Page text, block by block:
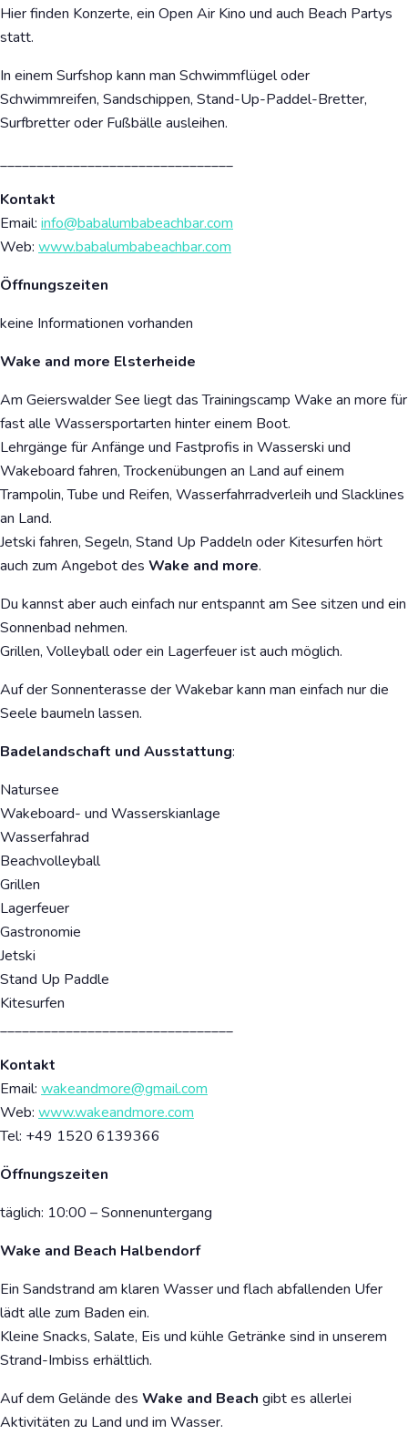
Hier finden Konzerte, ein Open Air Kino und auch Beach Partys
statt.
In einem Surfshop kann man Schwimmflügel oder
Schwimmreifen, Sandschippen, Stand-Up-Paddel-Bretter,
Surfbretter oder Fußbälle ausleihen.
________________________________
Kontakt
Email: info@babalumbabeachbar.com
Web: www.babalumbabeachbar.com
Öffnungszeiten
keine Informationen vorhanden
Wake and more Elsterheide
Am Geierswalder See liegt das Trainingscamp Wake an more für
fast alle Wassersportarten hinter einem Boot.
Lehrgänge für Anfänge und Fastprofis in Wasserski und
Wakeboard fahren, Trockenübungen an Land auf einem
Trampolin, Tube und Reifen, Wasserfahrradverleih und Slacklines
an Land.
Jetski fahren, Segeln, Stand Up Paddeln oder Kitesurfen hört
auch zum Angebot des Wake and more.
Du kannst aber auch einfach nur entspannt am See sitzen und ein
Sonnenbad nehmen.
Grillen, Volleyball oder ein Lagerfeuer ist auch möglich.
Auf der Sonnenterasse der Wakebar kann man einfach nur die
Seele baumeln lassen.
Badelandschaft und Ausstattung:
Natursee
Wakeboard- und Wasserskianlage
Wasserfahrad
Beachvolleyball
Grillen
Lagerfeuer
Gastronomie
Jetski
Stand Up Paddle
Kitesurfen
________________________________
Kontakt
Email: wakeandmore@gmail.com
Web: www.wakeandmore.com
Tel: +49 1520 6139366
Öffnungszeiten
täglich: 10:00 – Sonnenuntergang
Wake and Beach Halbendorf
Ein Sandstrand am klaren Wasser und flach abfallenden Ufer
lädt alle zum Baden ein.
Kleine Snacks, Salate, Eis und kühle Getränke sind in unserem
Strand-Imbiss erhältlich.
Auf dem Gelände des Wake and Beach gibt es allerlei
Aktivitäten zu Land und im Wasser.